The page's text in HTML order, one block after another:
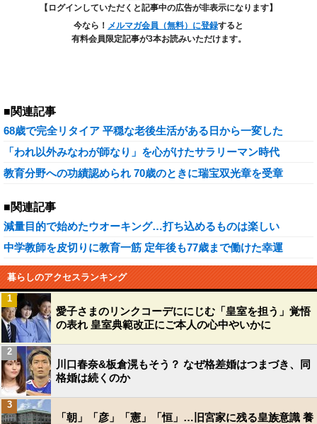
【ログインしていただくと記事中の広告が非表示になります】
今なら！ メルマガ会員（無料）に登録すると
有料会員限定記事が3本お読みいただけます。
■関連記事
68歳で完全リタイア 平穏な老後生活がある日から一変した
「われ以外みなわが師なり」を心がけたサラリーマン時代
教育分野への功績認められ 70歳のときに瑞宝双光章を受章
■関連記事
減量目的で始めたウオーキング…打ち込めるものは楽しい
中学教師を皮切りに教育一筋 定年後も77歳まで働けた幸運
暮らしのアクセスランキング
愛子さまのリンクコーデににじむ「皇室を担う」覚悟
の表れ 皇室典範改正にご本人の心中やいかに
1
川口春奈&板倉滉もそう？ なぜ格差婚はつまづき、同
格婚は続くのか
2
「朝」「彦」「憲」「恒」…旧宮家に残る皇族意識 養
3